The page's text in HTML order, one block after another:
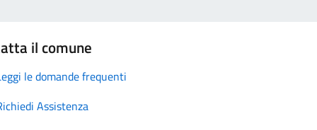
il comune
le domande frequenti
Assistenza